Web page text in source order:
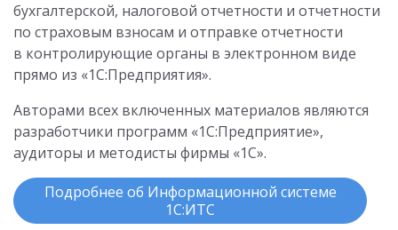
бухгалтерской, налоговой отчетности и отчетности
по страховым взносам и отправке отчетности
в контролирующие органы в электронном виде
прямо из «1С:Предприятия».
Авторами всех включенных материалов являются
разработчики программ «1С:Предприятие»,
аудиторы и методисты фирмы «1С».
Подробнее об Информационной системе
1С:ИТС